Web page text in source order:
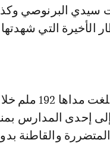
سيدي البرنوصي
الأخيرة التي شهدتها
وعاين الوفد وضعية بعض الأحياء
الوفد إلى إحدى المدارس
والقاطنة